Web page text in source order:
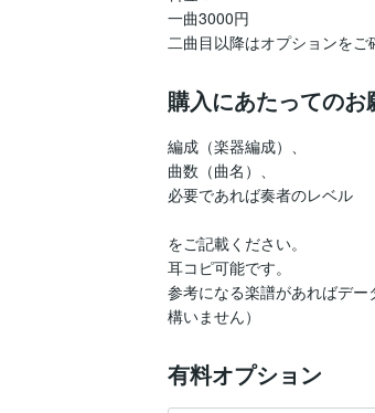
一曲3000円
二曲目以降はオプションをご
購入にあたってのお
編成（楽器編成）、
曲数（曲名）、
必要であれば奏者のレベル
をご記載ください。
耳コピ可能です。
参考になる楽譜があればデ
構いません）
有料オプション